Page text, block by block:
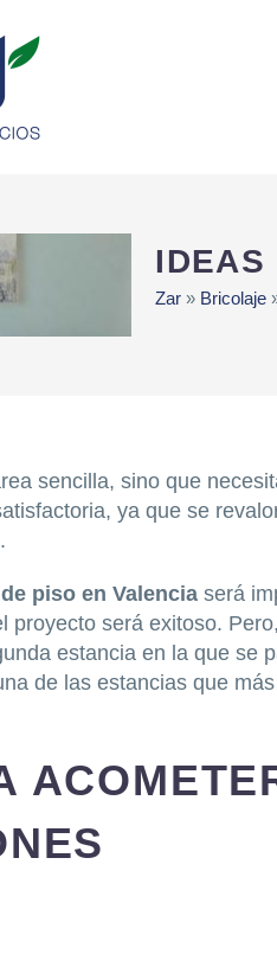
IDEAS
Zar » Bricolaje
sencilla, sino que
ya que se
piso en Valencia será
proyecto será exitoso.
estancia en la que se
de las estancias que